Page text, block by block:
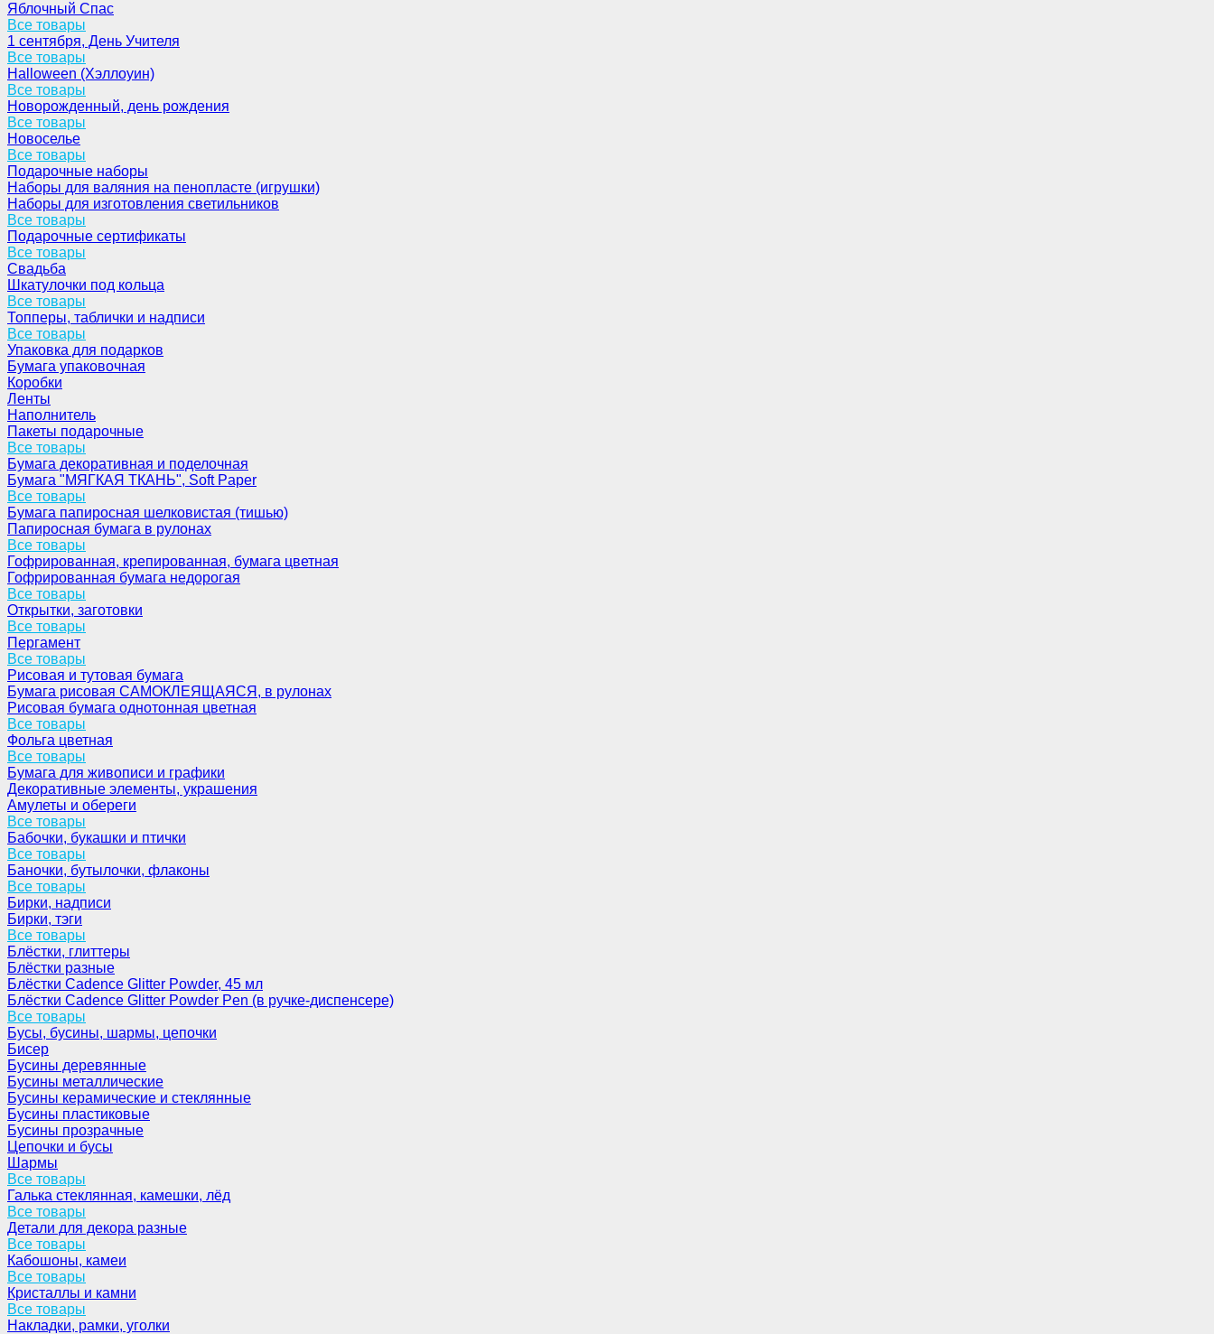
Яблочный Спас
Все товары
1 сентября, День Учителя
Все товары
Halloween (Хэллоуин)
Все товары
Новорожденный, день рождения
Все товары
Новоселье
Все товары
Подарочные наборы
Наборы для валяния на пенопласте (игрушки)
Наборы для изготовления светильников
Все товары
Подарочные сертификаты
Все товары
Свадьба
Шкатулочки под кольца
Все товары
Топперы, таблички и надписи
Все товары
Упаковка для подарков
Бумага упаковочная
Коробки
Ленты
Наполнитель
Пакеты подарочные
Все товары
Бумага декоративная и поделочная
Бумага "МЯГКАЯ ТКАНЬ", Soft Paper
Все товары
Бумага папиросная шелковистая (тишью)
Папиросная бумага в рулонах
Все товары
Гофрированная, крепированная, бумага цветная
Гофрированная бумага недорогая
Все товары
Открытки, заготовки
Все товары
Пергамент
Все товары
Рисовая и тутовая бумага
Бумага рисовая САМОКЛЕЯЩАЯСЯ, в рулонах
Рисовая бумага однотонная цветная
Все товары
Фольга цветная
Все товары
Бумага для живописи и графики
Декоративные элементы, украшения
Амулеты и обереги
Все товары
Бабочки, букашки и птички
Все товары
Баночки, бутылочки, флаконы
Все товары
Бирки, надписи
Бирки, тэги
Все товары
Блёстки, глиттеры
Блёстки разные
Блёстки Cadence Glitter Powder, 45 мл
Блёстки Cadence Glitter Powder Pen (в ручке-диспенсере)
Все товары
Бусы, бусины, шармы, цепочки
Бисер
Бусины деревянные
Бусины металлические
Бусины керамические и стеклянные
Бусины пластиковые
Бусины прозрачные
Цепочки и бусы
Шармы
Все товары
Галька стеклянная, камешки, лёд
Все товары
Детали для декора разные
Все товары
Кабошоны, камеи
Все товары
Кристаллы и камни
Все товары
Накладки, рамки, уголки